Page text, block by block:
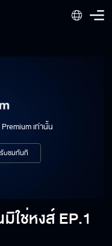
เท่านั้น
บชมทันที
ใช่หงส์EP.1